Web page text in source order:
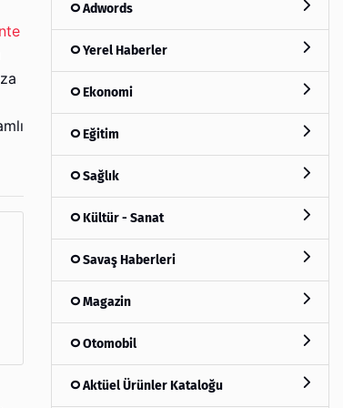
Adwords
Yerel Haberler
Ekonomi
Eğitim
Sağlık
Kültür - Sanat
Savaş Haberleri
Magazin
Otomobil
Aktüel Ürünler Kataloğu